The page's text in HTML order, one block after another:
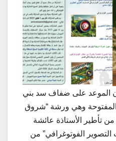
يكون الموعد على ضفاف سد بني
وهي ورشة “شروق
تأطير الأستاذة عائشة
الفوتوغرافي” من